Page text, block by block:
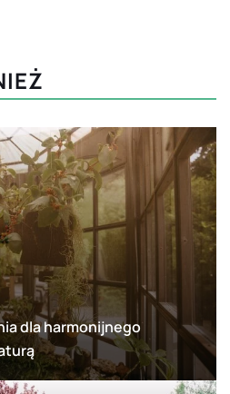
dla harmonijnego